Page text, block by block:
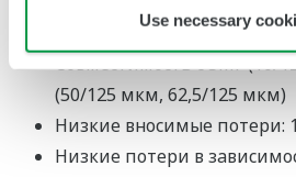
Use necessary
Совместимость с SMF (10/
(50/125 мкм, 62,5/125 мкм)
Низкие вносимые потери:
Низкие потери в